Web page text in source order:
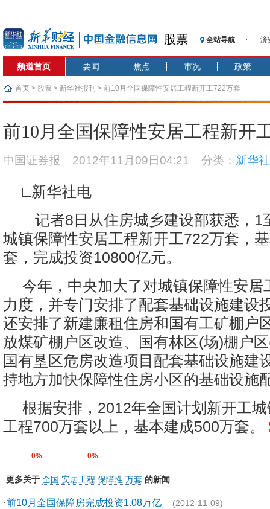
股票 全站导航
济
【
济
基
频道首页 要闻 焦点 市况 政策
首页 > 股票 > 新华社报刊 > 前10月全国保障性安居工程新开工722万套
前10月全国保障性安居工程新开
中国证券报 2012年11月09日04:21 分类： 新华
□新华社电
记者8日从住房城乡建设部获悉，1
城镇保障性安居工程新开工722万套，
套，完成投资10800亿元。
今年，中央加大了对城镇保障性安居
力度，并专门安排了配套基础设施建设
还安排了新建廉租住房和国有工矿棚户
放煤矿棚户区改造、国有林区(场)棚户
国有垦区危房改造项目配套基础设施建
持地方加快保障性住房小区的基础设施
根据安排，2012年全国计划新开工
工程700万套以上，基本建成500万套。
0% 0%
更多关于 全国 安居工程 保障性 万套 的新闻
·前10月全国保障房完成投资1.08万亿 (2012-11-09)